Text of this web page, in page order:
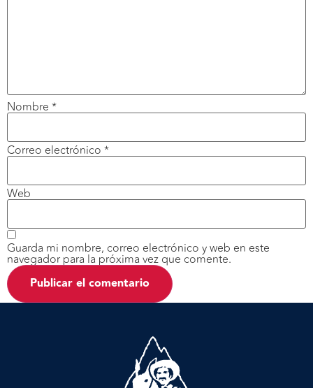
Nombre *
Correo electrónico *
Web
Guarda mi nombre, correo electrónico y web en este
navegador para la próxima vez que comente.